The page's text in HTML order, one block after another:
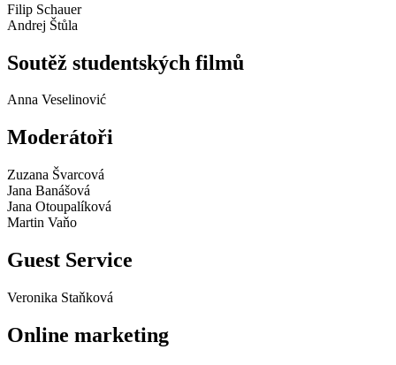
Filip Schauer
Andrej Štůla
Soutěž studentských filmů
Anna Veselinović
Moderátoři
Zuzana Švarcová
Jana Banášová
Jana Otoupalíková
Martin Vaňo
Guest Service
Veronika Staňková
Online marketing